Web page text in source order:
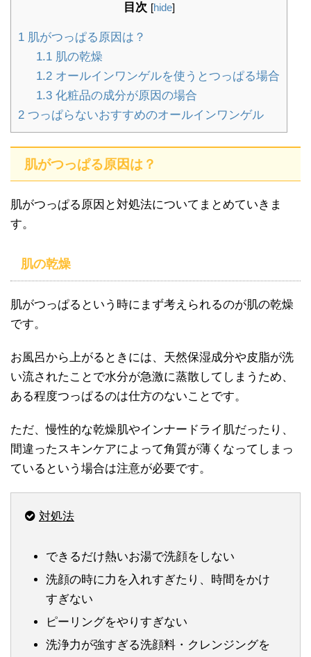
目次 [hide]
1 肌がつっぱる原因は？
1.1肌の乾燥
1.2オールインワンゲルを使うとつっぱる場合
1.3化粧品の成分が原因の場合
2 つっぱらないおすすめのオールインワンゲル
肌がつっぱる原因は？
肌がつっぱる原因と対処法についてまとめていきま
す。
肌の乾燥
肌がつっぱるという時にまず考えられるのが肌の乾燥
です。
お風呂から上がるときには、天然保湿成分や皮脂が洗
い流されたことで水分が急激に蒸散してしまうため、
ある程度つっぱるのは仕方のないことです。
ただ、慢性的な乾燥肌やインナードライ肌だったり、
間違ったスキンケアによって角質が薄くなってしまっ
ているという場合は注意が必要です。
対処法
できるだけ熱いお湯で洗顔をしない
洗顔の時に力を入れすぎたり、時間をかけ
すぎない
ピーリングをやりすぎない
洗浄力が強すぎる洗顔料・クレンジングを